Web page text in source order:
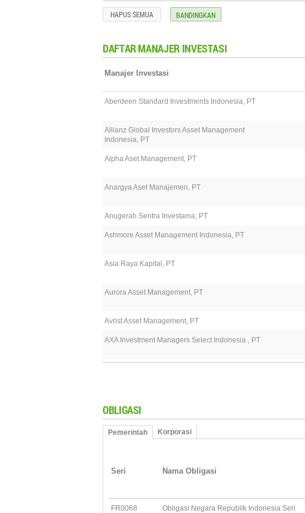
HAPUS SEMUA
DAFTAR MANAJER INVESTASI
Manajer Investasi
Aberdeen Standard Investments Indonesia, PT
Allianz Global Investors Asset Management
Indonesia, PT
Alpha Aset Management, PT
Anargya Aset Manajemen, PT
Anugerah Sentra Investama, PT
Ashmore Asset Management Indonesia, PT
Asia Raya Kapital, PT
Aurora Asset Management, PT
Avrist Asset Management, PT
AXA Investment Managers Select Indonesia , PT
OBLIGASI
Pemerintah Korporasi
Seri Nama Obligasi
FR0068
Obligasi Negara Republik Indonesia Seri